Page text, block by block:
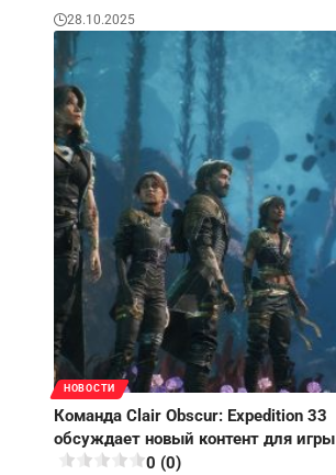
28.10.2025
НОВОСТИ
Команда Clair Obscur: Expedition 33
обсуждает новый контент для игры
0 (0)